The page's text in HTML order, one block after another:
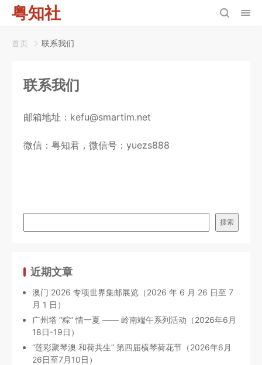
粤知社
首页 联系我们
联系我们
邮箱地址：kefu@smartim.net
微信：粤知君，微信号：yuezs888
搜索
近期文章
澳门 2026 专项世界集邮展览（2026 年 6 月 26 日至 7
月 1 日）
广州塔 “粽” 情一夏 —— 岭南端午系列活动（2026年6月
18日-19日）
“莲彩聚琴澳 和荷共生” 第四届横琴荷花节（2026年6月
26日至7月10日）